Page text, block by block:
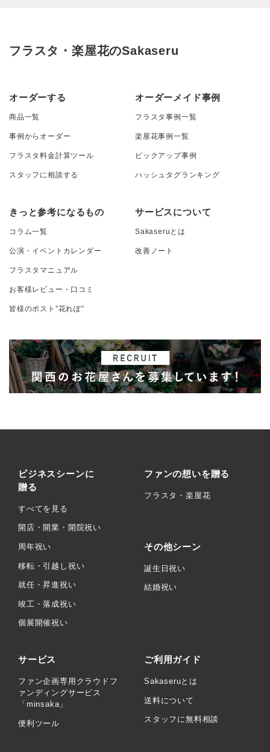
フラスタ・楽屋花のSakaseru
オーダーする
商品一覧
事例からオーダー
フラスタ料金計算ツール
スタッフに相談する
オーダーメイド事例
フラスタ事例一覧
楽屋花事例一覧
ピックアップ事例
ハッシュタグランキング
きっと参考になるもの
コラム一覧
公演・イベントカレンダー
フラスタマニュアル
お客様レビュー・口コミ
皆様のポスト”花れぽ”
サービスについて
Sakaseruとは
改善ノート
ビジネスシーンに
贈る
すべてを見る
開店・開業・開院祝い
周年祝い
移転・引越し祝い
就任・昇進祝い
竣工・落成祝い
個展開催祝い
ファンの想いを贈る
フラスタ・楽屋花
その他シーン
誕生日祝い
結婚祝い
サービス
ファン企画専用クラウドフ
ァンディングサービス
「minsaka」
便利ツール
ご利用ガイド
Sakaseruとは
送料について
スタッフに無料相談